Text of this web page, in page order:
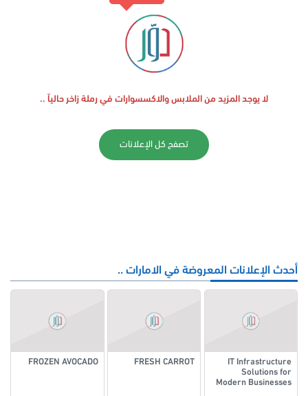
لا يوجد المزيد من الملابس والاكسسوارات في رملة زاخر حالياً ..
تصفح كل الإعلانات
أحدث الإعلانات المعروضة في الامارات ..
IT Infrastructure
Solutions for
Modern Businesses
FRESH CARROT
FROZEN AVOCADO